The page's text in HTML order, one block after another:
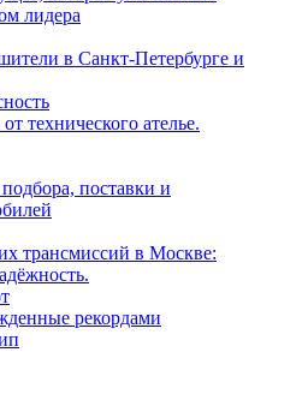
лидера
в Санкт-Петербурге и
технического ателье.
поставки и
трансмиссий в Москве:
рекордами